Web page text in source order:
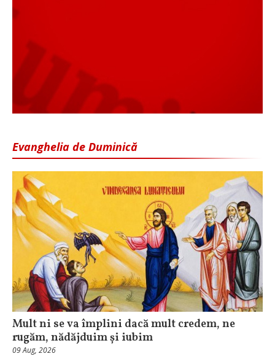
Evanghelia de Duminică
Mult ni se va împlini dacă mult credem, ne
rugăm, nădăjduim și iubim
09 Aug, 2026